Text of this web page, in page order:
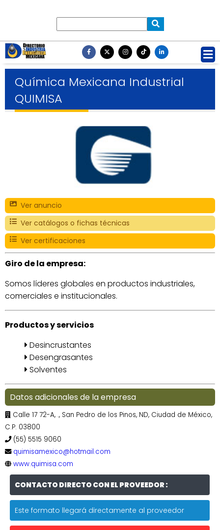
Química Mexicana Industrial
QUIMISA
Ver anuncio
Ver catálogos o fichas técnicas
Ver certificaciones
Giro de la empresa:
Somos líderes globales en productos industriales,
comerciales e institucionales.
Productos y servicios
Desincrustantes
Desengrasantes
Solventes
Datos adicionales de la empresa
Calle 17 72-A, ., San Pedro de los Pinos, ND, Ciudad de México,
C.P. 03800
(55) 5515 9060
quimisamexico@hotmail.com
www.quimisa.com
CONTACTO DIRECTO CON EL PROVEEDOR :
Este formato llegará directamente al proveedor